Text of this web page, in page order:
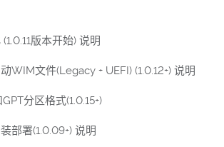
版本开始) 说明
WIM文件(Legacy + UEFI) (1.0.12+) 说明
分区格式(1.0.15+)
部署(1.0.09+) 说明